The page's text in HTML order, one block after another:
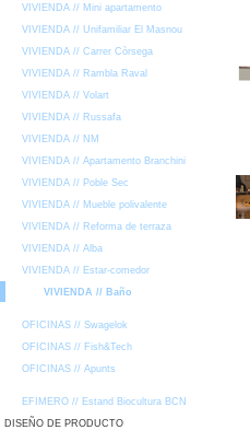
VIVIENDA // Mini apartamento
VIVIENDA // Unifamiliar El Masnou
VIVIENDA // Carrer Còrsega
VIVIENDA // Rambla Raval
VIVIENDA // Volart
VIVIENDA // Russafa
VIVIENDA // NM
VIVIENDA // Apartamento Branchini
VIVIENDA // Poble Sec
VIVIENDA // Mueble polivalente
VIVIENDA // Reforma de terraza
VIVIENDA // Alba
VIVIENDA // Estar-comedor
VIVIENDA // Baño
OFICINAS // Swagelok
OFICINAS // Fish&Tech
OFICINAS // Apunts
EFIMERO // Estand Biocultura BCN
DISEÑO DE PRODUCTO